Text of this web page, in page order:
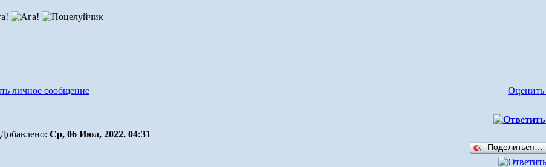
Оценить
Добавлено: Ср, 06 Июл, 2022. 04:31
Поделиться…